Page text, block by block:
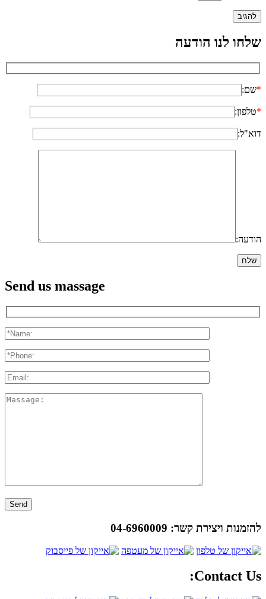
שלחו לנו הודעה
*שם:
*טלפון:
דוא"ל:
הודעה:
Send us massage
להזמנות ויצירת קשר:
Contact Us: